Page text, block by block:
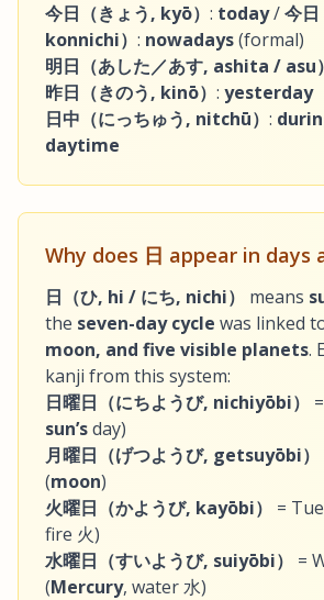
今日（きょう, kyō） : today/今
konnichi） : nowadays(formal)
明日（あした／あす, ashita / asu）
昨日（きのう, kinō） : yesterday
日中（にっちゅう, nitchū） :
daytime
Why does 日 appear in days
日（ひ, hi / にち, nichi） means
the seven-day cycle was linked
moon, and five visible planets.
kanji from this system:
日曜日（にちようび, nichiyōbi）
=
sun’sday)
月曜日（げつようび, getsuyōbi）
(moon)
火曜日（かようび, kayōbi）
=
fire 火)
水曜日（すいようび, suiyōbi）
=
(Mercury, water 水)